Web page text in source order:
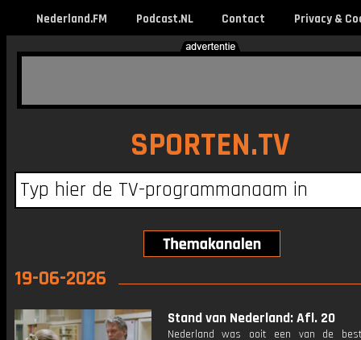
Nederland.FM Podcast.NL Contact Privacy &
SPORTEN.TV
19-06-2026
Stand van Nederland: Afl. 20
Nederland was ooit een van de